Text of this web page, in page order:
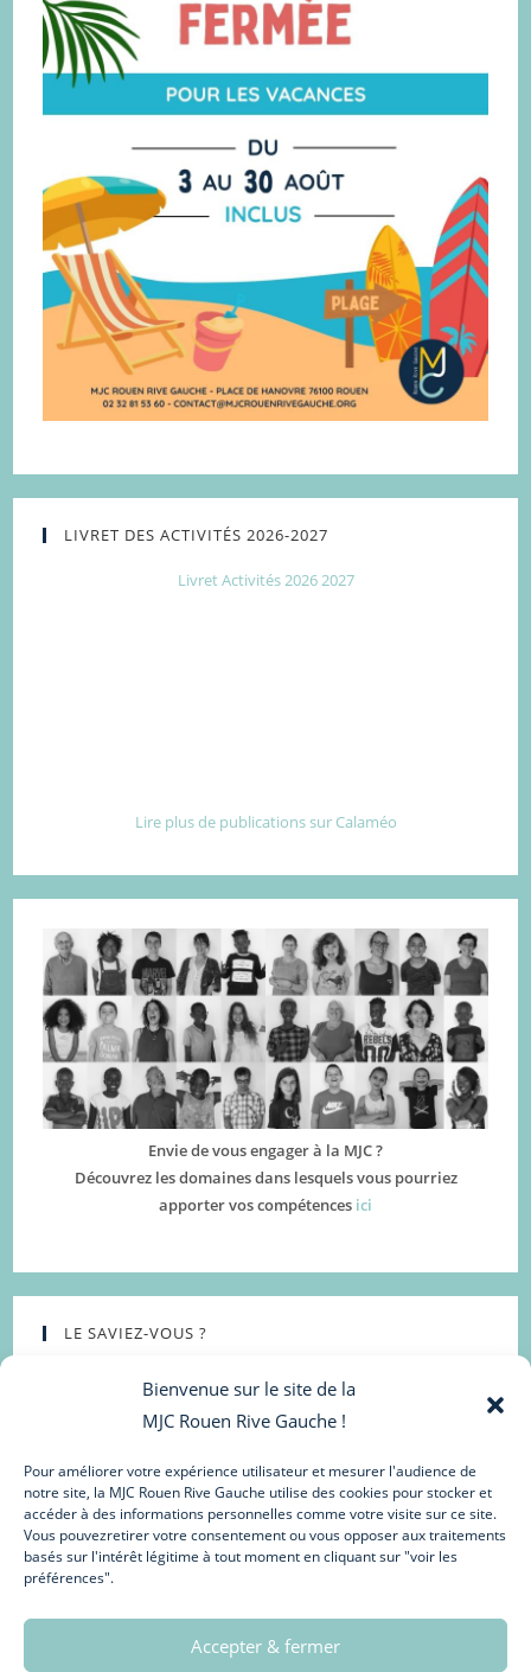
Bienvenue sur le site de la
MJC Rouen Rive Gauche !
Pour améliorer votre expérience utilisateur et mesurer l'audience de
notre site, la MJC Rouen Rive Gauche utilise des cookies pour stocker et
accéder à des informations personnelles comme votre visite sur ce site.
Vous pouvezretirer votre consentement ou vous opposer aux traitements
basés sur l'intérêt légitime à tout moment en cliquant sur "voir les
préférences".
Accepter & fermer
LIVRET DES ACTIVITÉS 2026-2027
Livret Activités 2026 2027
Lire plus de publications sur Calaméo
Envie de vous engager à la MJC ?
Découvrez les domaines dans lesquels vous pourriez
apporter vos compétences ici
LE SAVIEZ-VOUS ?
La salle de spectacle accueille des résidences et des
actualités sur les pages
Facebook